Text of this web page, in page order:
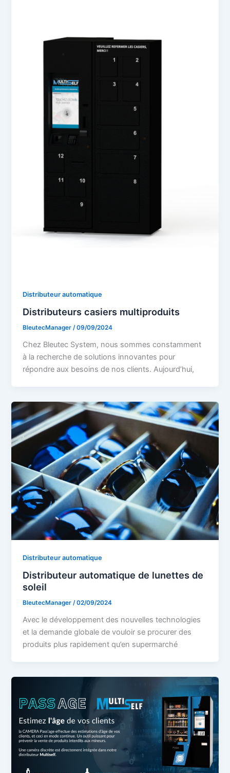
Distributeur automatique
Distributeurs casiers multiproduits
BleutecManager/09/09/2024
Chez Bleutec System, nous sommes constamment
à la recherche de solutions innovantes pour
répondre aux besoins de nos clients. Aujourd’hui,
Distributeur automatique
Distributeur automatique de lunettes de
soleil
BleutecManager/02/09/2024
Avec le développement des nouvelles technologies
et la demande globale de vouloir se procurer des
produits plus rapidement qu’en supermarché